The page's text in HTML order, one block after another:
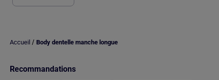
Accueil / Body dentelle manche longue
Recommandations